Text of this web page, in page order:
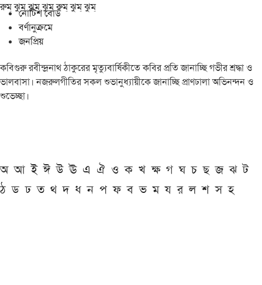
রুম্ ঝুম্ ঝুম্ ঝুম্ রুম্ ঝুম্ ঝুম্
নোটিশ বোর্ড
বর্ণানুক্রমে
জনপ্রিয়
কবিগুরু রবীন্দ্রনাথ ঠাকুরের মৃত্যুবার্ষিকীতে কবির প্রতি জানাচ্ছি গভীর শ্রদ্ধা ও
ভালবাসা। নজরুলগীতির সকল শুভানুধ্যায়ীকে জানাচ্ছি প্রাণঢালা অভিনন্দন ও
শুভেচ্ছা।
অ আ ই ঈ উ ঊ এ ঐ ও ক খ ক্ষ গ ঘ চ ছ জ ঝ ট
ঠ ড ঢ ত থ দ ধ ন প ফ ব ভ ম য র ল শ স হ